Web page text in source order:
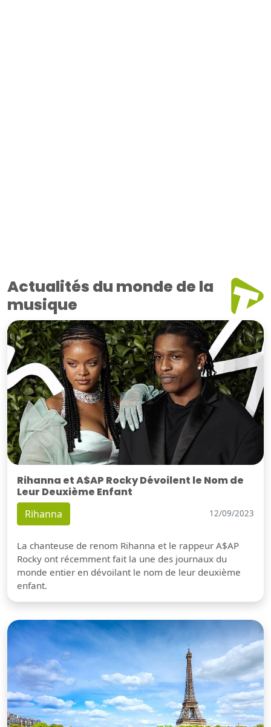
Actualités du monde de la
musique
Rihanna et A$AP Rocky Dévoilent le Nom de
Leur Deuxième Enfant
Rihanna 12/09/2023
La chanteuse de renom Rihanna et le rappeur A$AP
Rocky ont récemment fait la une des journaux du
monde entier en dévoilant le nom de leur deuxième
enfant.